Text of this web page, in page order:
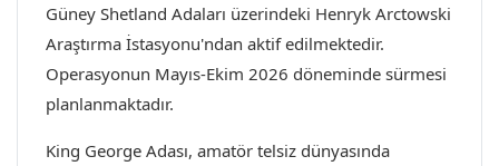
Güney Shetland Adaları üzerindeki Henryk Arctowski
Araştırma İstasyonu'ndan aktif edilmektedir.
Operasyonun Mayıs-Ekim 2026 döneminde sürmesi
planlanmaktadır.
King George Adası, amatör telsiz dünyasında